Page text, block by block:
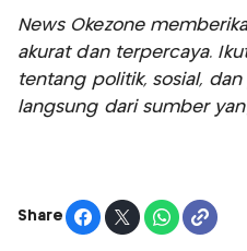
News Okezone
akurat dan terpercaya.
tentang politik, sosial,
langsung dari sumber
Share